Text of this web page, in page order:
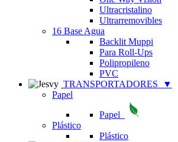
Ultracristalino
Ultrarremovibles
16 Base Agua
Backlit Muppi
Para Roll-Ups
Polipropileno
PVC
TRANSPORTADORES
▼
Papel
Papel
Plástico
Plástico